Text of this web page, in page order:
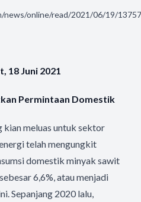
online/read/2021/06/19/
18 Juni 2021
Permintaan Domestik
kian meluas untuk sektor
telah mengungkit
domestik minyak sawit
6,6%, atau menjadi
Sepanjang 2020 lalu,